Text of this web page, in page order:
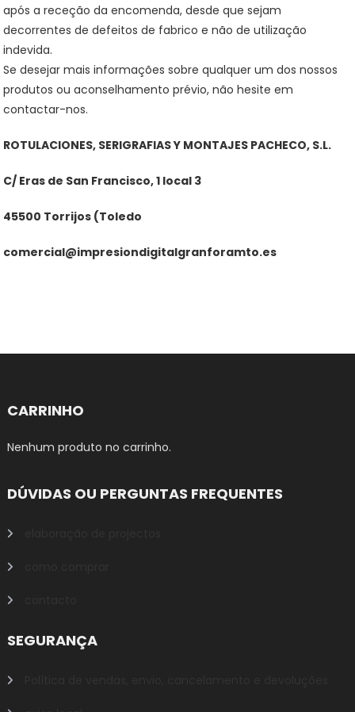
após a receção da encomenda, desde que sejam
decorrentes de defeitos de fabrico e não de utilização
indevida.
Se desejar mais informações sobre qualquer um dos nossos
produtos ou aconselhamento prévio, não hesite em
contactar-nos.
ROTULACIONES, SERIGRAFIAS Y MONTAJES PACHECO, S.L.
C/ Eras de San Francisco, 1 local 3
45500 Torrijos (Toledo
comercial@impresiondigitalgranforamto.es
CARRINHO
Nenhum produto no carrinho.
DÚVIDAS OU PERGUNTAS FREQUENTES
SEGURANÇA